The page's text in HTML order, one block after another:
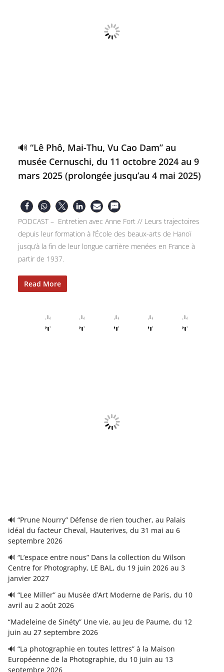
🔊 “Lê Phô, Mai-Thu, Vu Cao Dam” au
musée Cernuschi, du 11 octobre 2024 au 9
mars 2025 (prolongée jusqu’au 4 mai 2025)
PODCAST – Entretien avec Anne Fort // Leurs trajectoires
depuis leur formation à l’École des beaux-arts de Hanoï
jusqu’à la fin de leur longue carrière menées en France à
partir de 1937.
Read More
🔊 “Prune Nourry” Défense de rien toucher, au Palais
idéal du facteur Cheval, Hauterives, du 31 mai au 6
septembre 2026
🔊 “L’espace entre nous” Dans la collection du Wilson
Centre for Photography, LE BAL, du 19 juin 2026 au 3
janvier 2027
🔊 “Lee Miller” au Musée d’Art Moderne de Paris, du 10
avril au 2 août 2026
“Madeleine de Sinéty” Une vie, au Jeu de Paume, du 12
juin au 27 septembre 2026
🔊 “La photographie en toutes lettres” à la Maison
Européenne de la Photographie, du 10 juin au 13
septembre 2026